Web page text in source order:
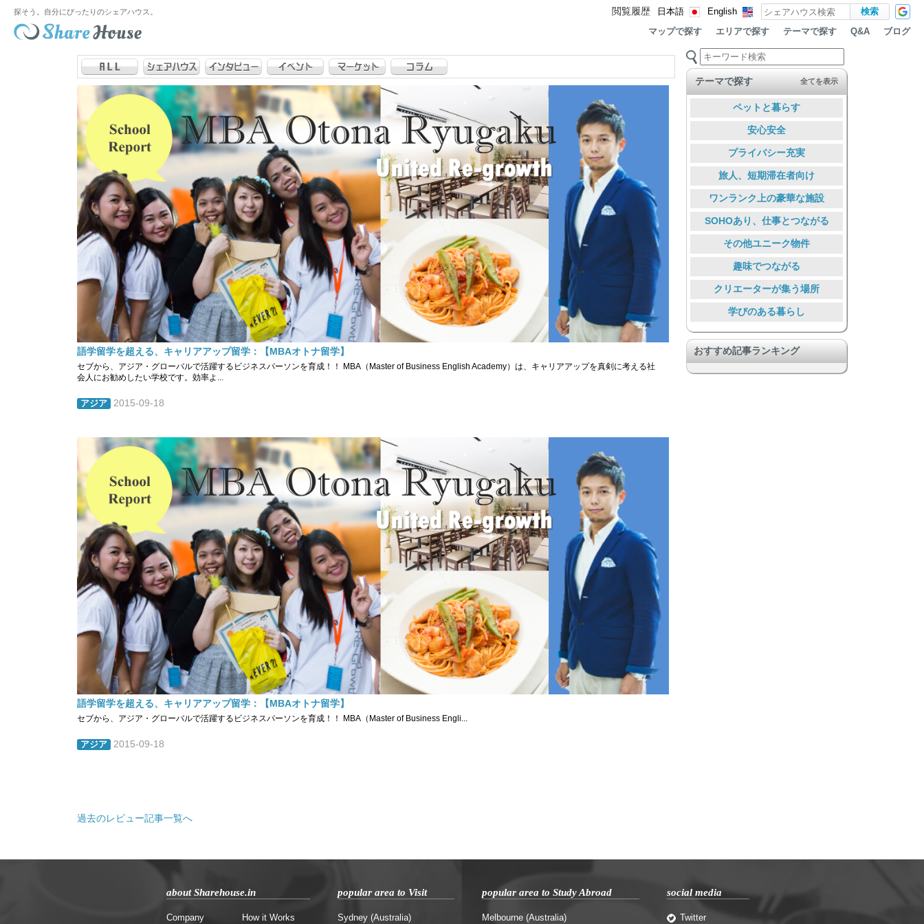
探そう。自分にぴったりのシェアハウス。 閲覧履歴 日本語 English
マップで探す エリアで探す テーマで探す Q&A ブログ
語学留学を超える、キャリアアップ留学：【MBAオトナ留学】
セブから、アジア・グローバルで活躍するビジネスパーソンを育成！！ MBA（Master of Business English Academy）は、キャリアアップを真剣に考える社
会人にお勧めしたい学校です。効率よ...
アジア 2015-09-18
語学留学を超える、キャリアアップ留学：【MBAオトナ留学】
セブから、アジア・グローバルで活躍するビジネスパーソンを育成！！ MBA（Master of Business Engli...
アジア 2015-09-18
過去のレビュー記事一覧へ
テーマで探す 全てを表示
ペットと暮らす
安心安全
プライバシー充実
旅人、短期滞在者向け
ワンランク上の豪華な施設
SOHOあり、仕事とつながる
その他ユニーク物件
趣味でつながる
クリエーターが集う場所
学びのある暮らし
DIY & リノベーション
音楽好きに嬉しい
おすすめ記事ランキング
about Sharehouse.in
Company How it Works
popular area to Visit
Sydney (Australia)
popular area to Study Abroad
Melbourne (Australia)
social media
Twitter